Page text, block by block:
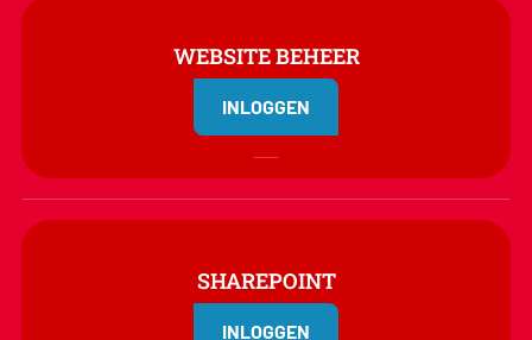
WEBSITE BEHEER
INLOGGEN
SHAREPOINT
INLOGGEN